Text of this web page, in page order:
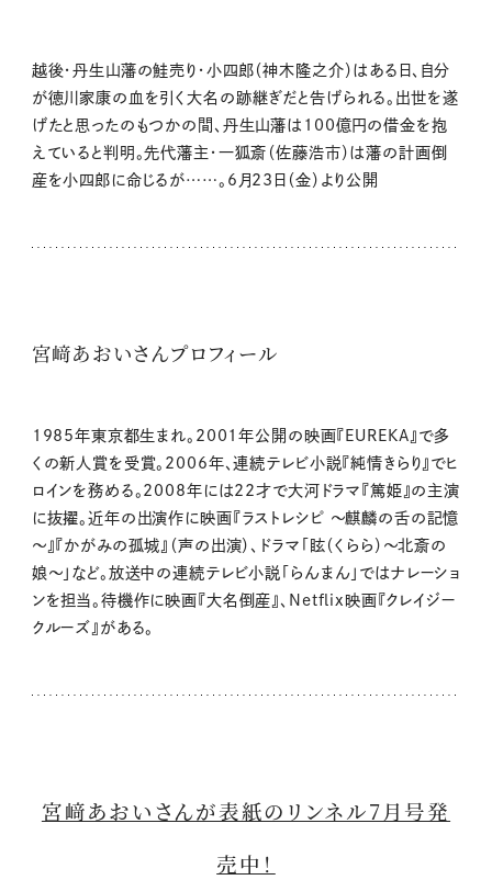
越後・丹生山藩の鮭売り・小四郎（神木隆之介）はある日、自分
が徳川家康の血を引く大名の跡継ぎだと告げられる。出世を遂
げたと思ったのもつかの間、丹生山藩は100億円の借金を抱
えていると判明。先代藩主・一狐斎（佐藤浩市）は藩の計画倒
産を小四郎に命じるが……。6月23日（金）より公開
宮﨑あおいさんプロフィール
1985年東京都生まれ。2001年公開の映画『EUREKA』で多
くの新人賞を受賞。2006年、連続テレビ小説『純情きらり』でヒ
ロインを務める。2008年には22才で大河ドラマ『篤姫』の主演
に抜擢。近年の出演作に映画『ラストレシピ ～麒麟の舌の記憶
～』『かがみの孤城』（声の出演）、ドラマ「眩（くらら）～北斎の
娘～」など。放送中の連続テレビ小説「らんまん」ではナレーショ
ンを担当。待機作に映画『大名倒産』、Netflix映画『クレイジー
クルーズ』がある。
宮﨑あおいさんが表紙のリンネル7月号発
売中！